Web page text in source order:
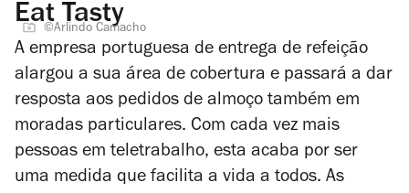
Eat Tasty
©Arlindo Camacho
A empresa portuguesa de entrega de refeição
alargou a sua área de cobertura e passará a dar
resposta aos pedidos de almoço também em
moradas particulares. Com cada vez mais
pessoas em teletrabalho, esta acaba por ser
uma medida que facilita a vida a todos. As